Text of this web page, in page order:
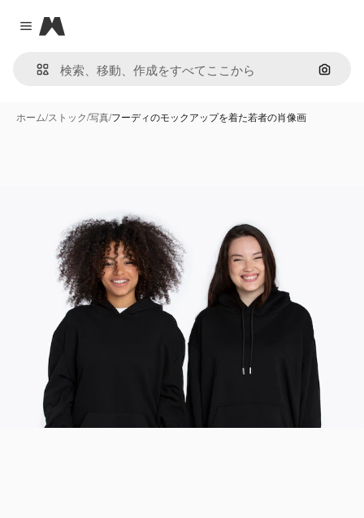
Close menu
Magnific
画像で
ホーム/ストック/写真/フーディのモックアップを着た若者の肖像画